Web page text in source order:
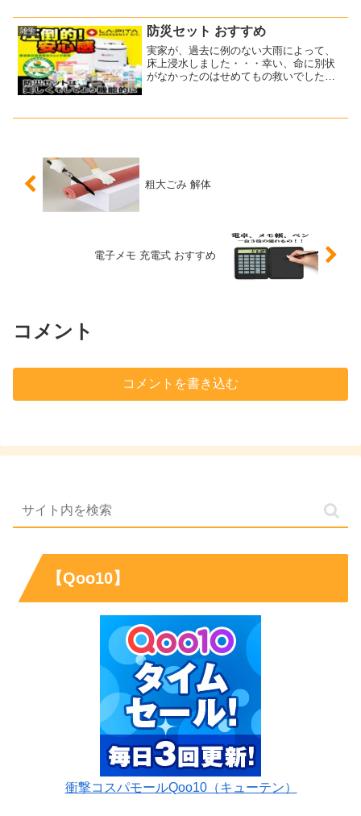
した。思い入れがあるので、最後にお別
れの写真を撮り、感謝の気...
雑学 防災セット おすすめ
実家が、過去に例のない大雨によって、
床上浸水しました・・・幸い、命に別状
がなかったのはせめてもの救いでした
粗大ごみ 解体
電子メモ 充電式 おすすめ
コメント
コメントを書き込む
【Qoo10】
衝撃コスパモールQoo10（キューテン）